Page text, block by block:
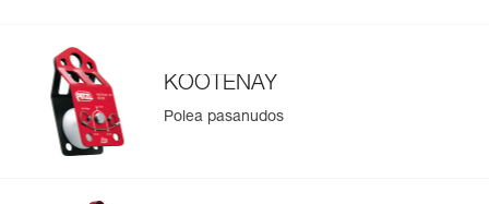
KOOTENAY
Polea pasanudos